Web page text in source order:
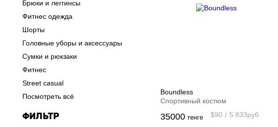
Брюки и леггинсы
Фитнес одежда
Шорты
Головные уборы и аксессуары
Сумки и рюкзаки
Фитнес
Street casual
Посмотреть всё
ФИЛЬТР
Boundless
Спортивный костюм
35000 тенге $90 5 833руб